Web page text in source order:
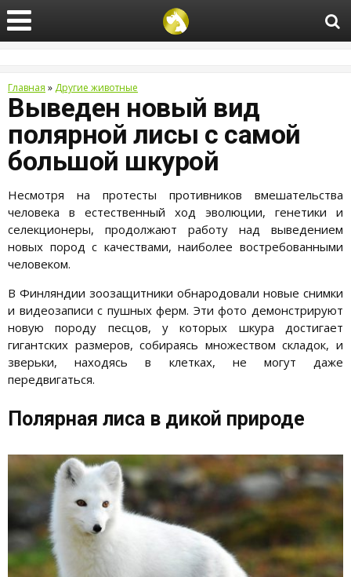
Главная » Другие животные
Выведен новый вид
полярной лисы с самой
большой шкурой
Несмотря на протесты противников вмешательства
человека в естественный ход эволюции, генетики и
селекционеры, продолжают работу над выведением
новых пород с качествами, наиболее востребованными
человеком.
В Финляндии зоозащитники обнародовали новые снимки
и видеозаписи с пушных ферм. Эти фото демонстрируют
новую породу песцов, у которых шкура достигает
гигантских размеров, собираясь множеством складок, и
зверьки, находясь в клетках, не могут даже
передвигаться.
Полярная лиса в дикой природе